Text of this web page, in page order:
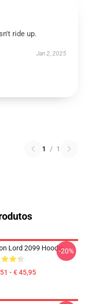
ride up.
Jan 2, 2025
1 / 1
Lord 2099 Hoodie
- € 45,95
-20%